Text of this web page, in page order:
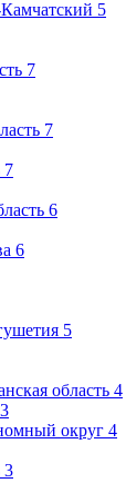
5
7
7
7
6
6
5
область 4
3
округ 4
3